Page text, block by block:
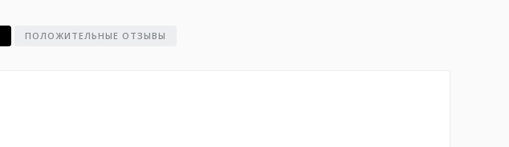
ПОЛОЖИТЕЛЬНЫЕ ОТЗЫВЫ